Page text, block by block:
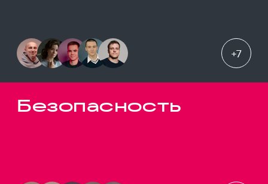
+7
Безопасность